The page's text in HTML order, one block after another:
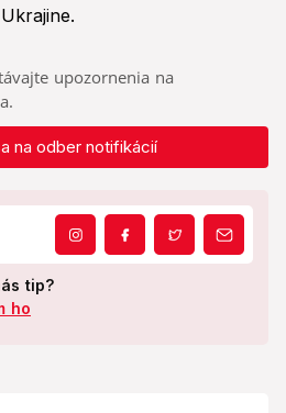
upozornenia na
na odber notifikácií
tip?
ho